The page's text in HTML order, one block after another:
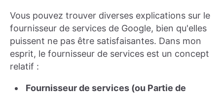
Vous pouvez trouver diverses explications sur le
fournisseur de services de Google, bien qu'elles
puissent ne pas être satisfaisantes. Dans mon
esprit, le fournisseur de services est un concept
relatif :
Fournisseur de services (ou Partie de